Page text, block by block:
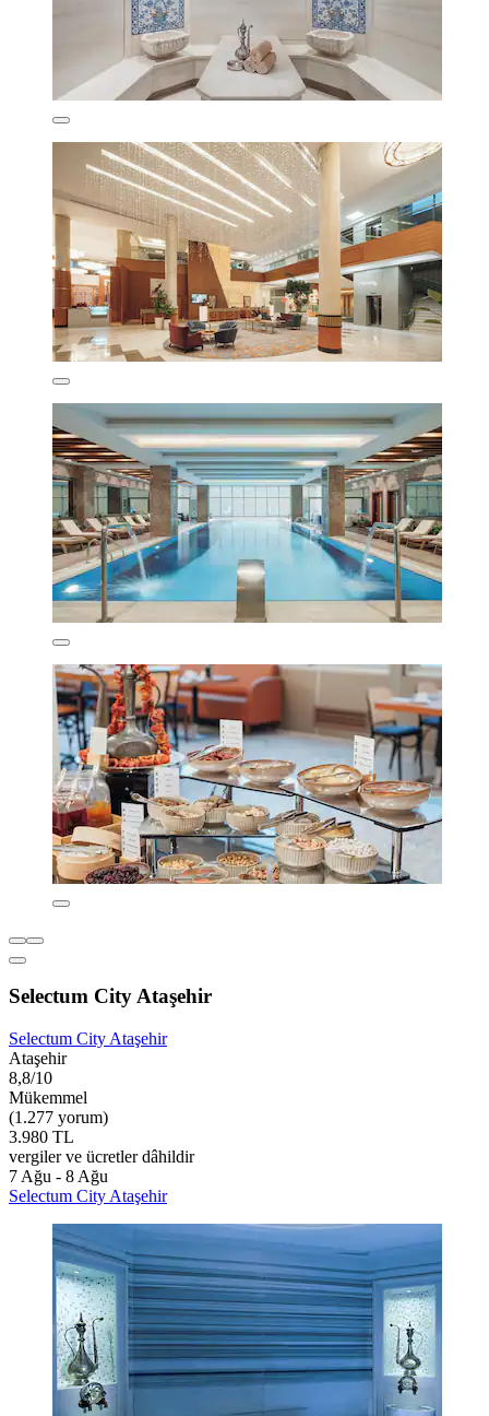
Selectum City Ataşehir
Selectum City Ataşehir
Ataşehir
8,8/10
Mükemmel
(1.277 yorum)
3.980 TL
vergiler ve ücretler dâhildir
7 Ağu - 8 Ağu
Selectum City Ataşehir